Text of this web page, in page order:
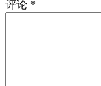
评论 *